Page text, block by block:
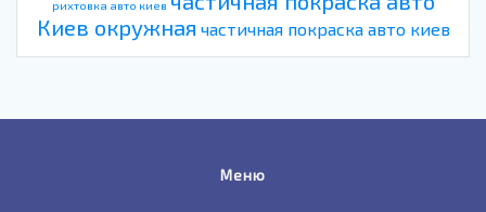
рихтовка авто киев
Киев окружная частичная покраска авто киев
Меню